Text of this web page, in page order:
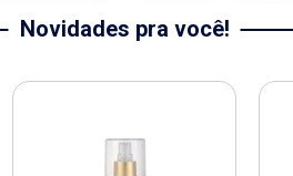
Novidades pra você!